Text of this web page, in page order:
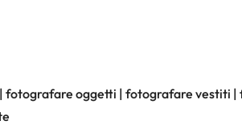
fotografare oggetti | fotografare vestiti